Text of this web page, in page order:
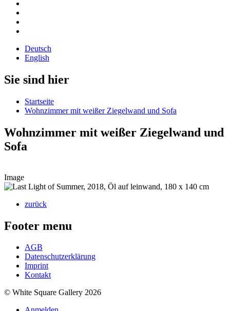
Deutsch
English
Sie sind hier
Startseite
Wohnzimmer mit weißer Ziegelwand und Sofa
Wohnzimmer mit weißer Ziegelwand und
Sofa
Image
zurück
Footer menu
AGB
Datenschutzerklärung
Imprint
Kontakt
© White Square Gallery 2026